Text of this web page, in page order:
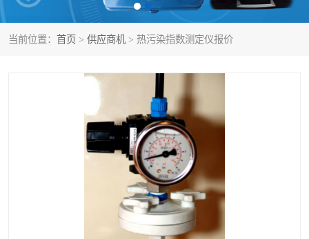
当前位置： 首页 > 供应商机 > 热污染指数测定仪报价
水质检测仪 电导测试笔
PH电导测试仪